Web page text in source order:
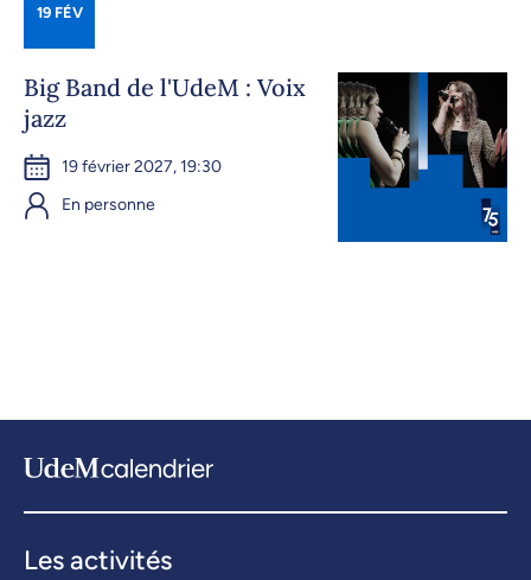
19 FÉV
Big Band de l'UdeM : Voix
jazz
19 février 2027, 19:30
En personne
Les activités